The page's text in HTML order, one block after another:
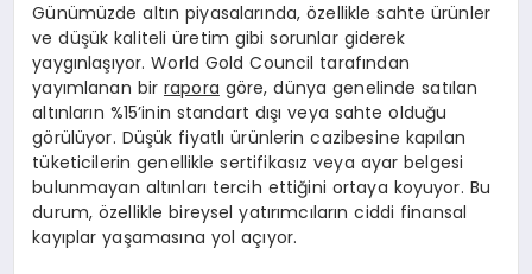
Günümüzde altın piyasalarında, özellikle sahte ürünler
ve düşük kaliteli üretim gibi sorunlar giderek
yaygınlaşıyor. World Gold Council tarafından
yayımlanan bir rapora göre, dünya genelinde satılan
altınların %15’inin standart dışı veya sahte olduğu
görülüyor. Düşük fiyatlı ürünlerin cazibesine kapılan
tüketicilerin genellikle sertifikasız veya ayar belgesi
bulunmayan altınları tercih ettiğini ortaya koyuyor. Bu
durum, özellikle bireysel yatırımcıların ciddi finansal
kayıplar yaşamasına yol açıyor.